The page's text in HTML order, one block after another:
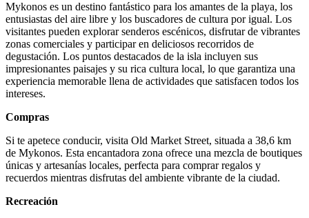
Mykonos es un destino fantástico para los amantes de la playa, los
entusiastas del aire libre y los buscadores de cultura por igual. Los
visitantes pueden explorar senderos escénicos, disfrutar de vibrantes
zonas comerciales y participar en deliciosos recorridos de
degustación. Los puntos destacados de la isla incluyen sus
impresionantes paisajes y su rica cultura local, lo que garantiza una
experiencia memorable llena de actividades que satisfacen todos los
intereses.
Compras
Si te apetece conducir, visita Old Market Street, situada a 38,6 km
de Mykonos. Esta encantadora zona ofrece una mezcla de boutiques
únicas y artesanías locales, perfecta para comprar regalos y
recuerdos mientras disfrutas del ambiente vibrante de la ciudad.
Recreación